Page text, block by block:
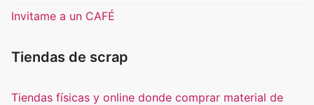
Invitame a un CAFÉ
Tiendas de scrap
Tiendas físicas y online donde comprar material de